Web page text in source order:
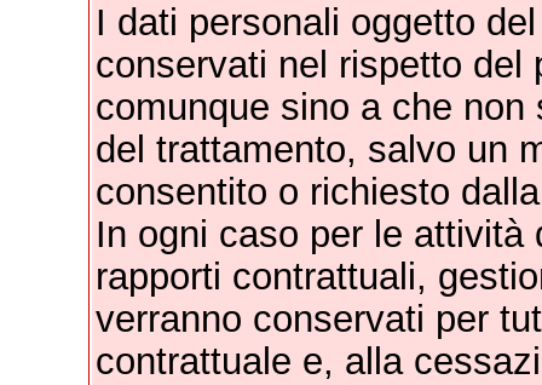
I dati personali oggetto
conservati nel rispetto del
comunque sino a che
del trattamento, salvo un
consentito o richiesto
In ogni caso per le
rapporti contrattuali,
verranno conservati per
contrattuale e, alla